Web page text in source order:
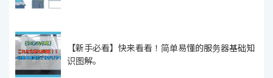
【新手必看】快来看看！简单易懂的服务器基础知
识图解。